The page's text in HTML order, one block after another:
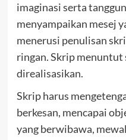
imaginasi serta
menyampaikan mesej
menerusi penulisan
ringan. Skrip menuntut
direalisasikan.
Skrip harus
berkesan, mencapai
yang berwibawa,